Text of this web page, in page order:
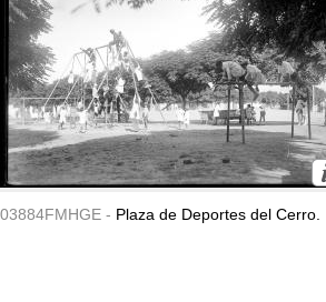
03884FMHGE - Plaza de Deportes del Cerro.